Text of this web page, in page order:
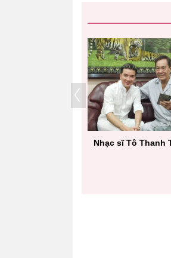
Nhạc sĩ Tô Thanh